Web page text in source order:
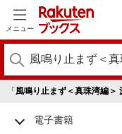
メニュー
「 風鳴り止まず＜真珠湾編＞
電子書籍